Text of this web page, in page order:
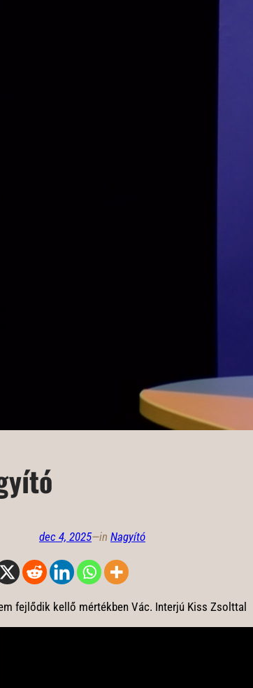
dec 4, 2025—in Nagyító
fejlődik kellő mértékben Vác. Interjú Kiss Zsolttal